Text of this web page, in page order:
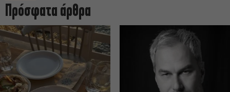
Πρόσφατα άρθρα